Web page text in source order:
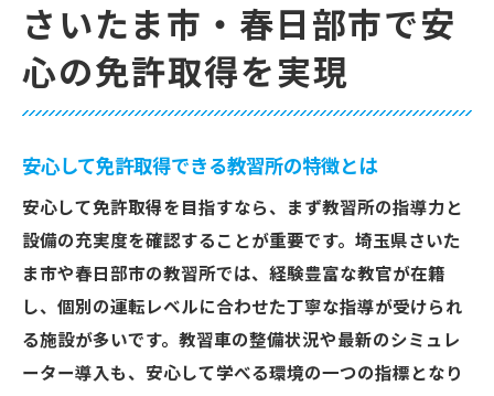
さいたま市・春日部市で安
心の免許取得を実現
安心して免許取得できる教習所の特徴とは
安心して免許取得を目指すなら、まず教習所の指導力と
設備の充実度を確認することが重要です。埼玉県さいた
ま市や春日部市の教習所では、経験豊富な教官が在籍
し、個別の運転レベルに合わせた丁寧な指導が受けられ
る施設が多いです。教習車の整備状況や最新のシミュレ
ーター導入も、安心して学べる環境の一つの指標となり